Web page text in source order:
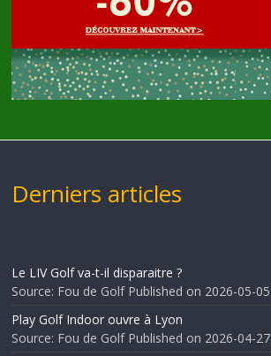
Derniers articles
Le LIV Golf va-t-il disparaitre ?
Source: Fou de Golf Published on 2026-05-05
Play Golf Indoor ouvre à Lyon
Source: Fou de Golf Published on 2026-04-27